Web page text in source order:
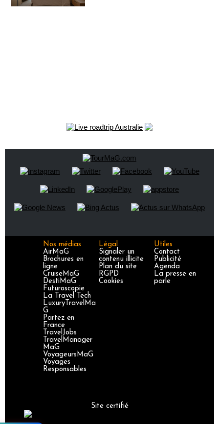
Nos médias
AirMaG
Brochures en
ligne
CruiseMaG
DestiMaG
Futuroscopie
La Travel Tech
LuxuryTravelMa
G
Partez en
France
TravelJobs
TravelManager
MaG
VoyageursMaG
Voyages
Responsables
Légal
Signaler un
contenu illicite
Plan du site
RGPD
Cookies
Utiles
Contact
Publicité
Agenda
La presse en
parle
Site certifié